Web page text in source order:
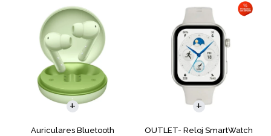
Auriculares Bluetooth
OUTLET- Reloj SmartWatch